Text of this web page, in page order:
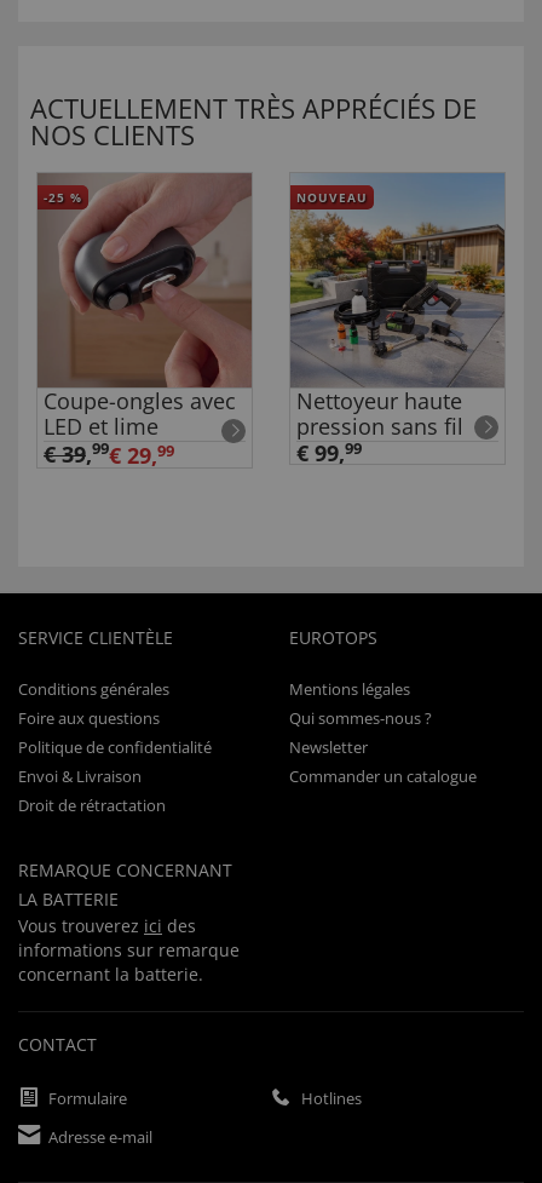
ACTUELLEMENT TRÈS APPRÉCIÉS DE
NOS CLIENTS
-25 %
Coupe-ongles avec
LED et lime
€ 39,99€ 29,99
NOUVEAU
Nettoyeur haute
pression sans fil
€ 99,99
SERVICE CLIENTÈLE
Conditions générales
Foire aux questions
Politique de confidentialité
Envoi & Livraison
Droit de rétractation
REMARQUE CONCERNANT
LA BATTERIE
Vous trouverez ici des
informations sur remarque
concernant la batterie.
EUROTOPS
Mentions légales
Qui sommes-nous ?
Newsletter
Commander un catalogue
CONTACT
Formulaire
Hotlines
Adresse e-mail